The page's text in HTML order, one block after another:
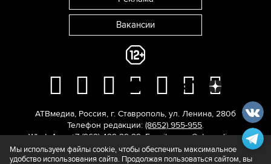
Вакансии
АТВмедиа, Россия, г. Ставрополь, ул. Ленина, 280б
Телефон редакции: (8652) 955-955.
WhatsApp: +7 (962) 429-29-29. E-mail:news@atvmedia.ru.
© 2017-2026. Все права защищены.
Мы используем файлы cookie, чтобы обеспечить максимальное
удобство использования сайта. Продолжая пользоваться сайтом, вы